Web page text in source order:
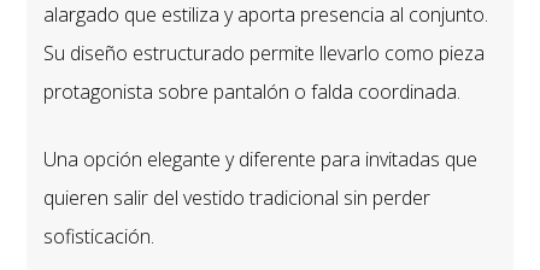
alargado que estiliza y aporta presencia al conjunto.
Su diseño estructurado permite llevarlo como pieza
protagonista sobre pantalón o falda coordinada.
Una opción elegante y diferente para invitadas que
quieren salir del vestido tradicional sin perder
sofisticación.